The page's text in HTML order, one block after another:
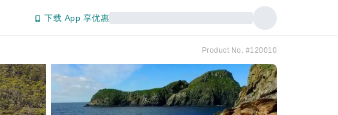
下载 App 享优惠
Product No. #120010